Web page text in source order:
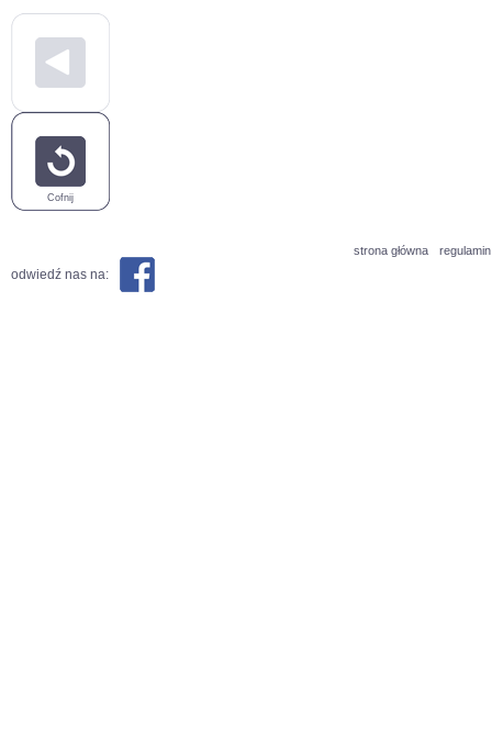
Cofnij
strona główna regulamin
odwiedź nas na: